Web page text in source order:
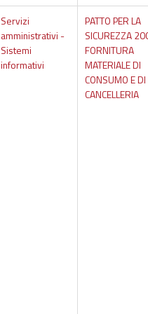
Servizi
amministrativi -
Sistemi
informativi
PATTO PER LA
SICUREZZA
FORNITURA
MATERIALE DI
CONSUMO E DI
CANCELLERIA